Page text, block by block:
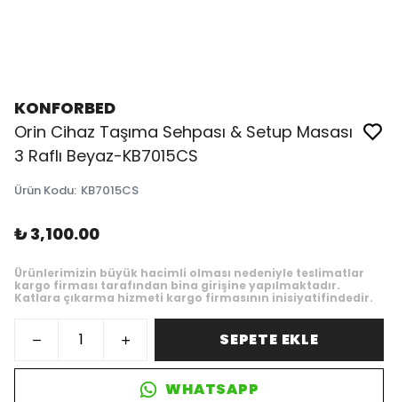
KONFORBED
Orin Cihaz Taşıma Sehpası & Setup Masası
3 Raflı Beyaz-KB7015CS
Ürün Kodu: KB7015CS
₺ 3,100.00
Ürünlerimizin büyük hacimli olması nedeniyle teslimatlar
kargo firması tarafından bina girişine yapılmaktadır.
Katlara çıkarma hizmeti kargo firmasının inisiyatifindedir.
SEPETE EKLE
WHATSAPP